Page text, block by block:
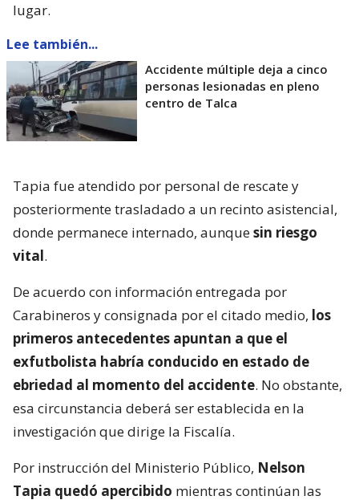
lugar.
Lee también...
Accidente múltiple deja a cinco
personas lesionadas en pleno
centro de Talca
Tapia fue atendido por personal de rescate y
posteriormente trasladado a un recinto asistencial,
donde permanece internado, aunquesin riesgo
vital.
De acuerdo con información entregada por
Carabineros y consignada por el citado medio, los
primeros antecedentes apuntan a que el
exfutbolista habría conducido en estado de
ebriedad al momento del accidente. No obstante,
esa circunstancia deberá ser establecida en la
investigación que dirige la Fiscalía.
Por instrucción del Ministerio Público, Nelson
Tapia quedó apercibido mientras continúan las